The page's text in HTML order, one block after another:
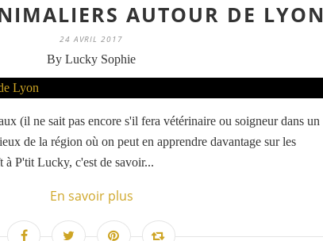
AUTOUR DE LYON
24 AVRIL 2017
By Lucky Sophie
(il ne sait pas encore s'il fera vétérinaire ou soigneur dans un
de la région où on peut en apprendre davantage sur les
à P'tit Lucky, c'est de savoir...
En savoir plus